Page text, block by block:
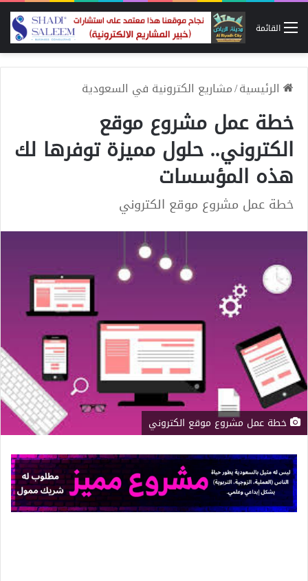
القائمة
الرئيسية/مشاريع الكترونية في السعودية
خطة عمل مشروع موقع
الكتروني.. حلول مميزة توفرها لك
هذه المؤسسات
خطة عمل مشروع موقع الكتروني
خطة عمل مشروع موقع الكتروني